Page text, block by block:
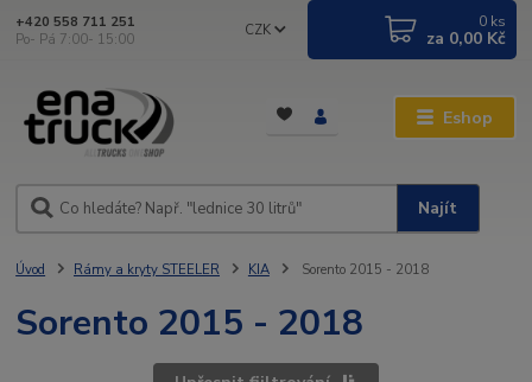
Eshop
CZK
Najít
+420 558 711 251
Po- Pá 7:00- 15:00
0 ks
za 0,00 Kč
Úvod Rámy a kryty STEELER KIA Sorento 2015 - 2018
Sorento 2015 - 2018